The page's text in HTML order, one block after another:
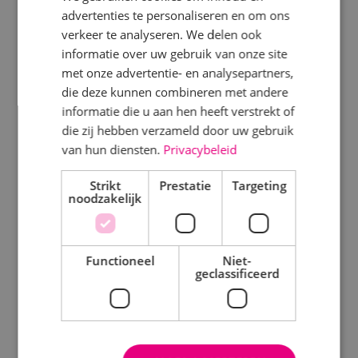
Specialisme
Beveiligingstechniek
Elektrotechniek
Energietechniek
Staf
Uren
Fulltime
Parttime
Disciplines
Elektrotechniek
Werktuigbouwkunde
Beveiligingstechniek
Uitgelicht
Klimaatinstallaties
advertenties te personaliseren en om ons
verkeer te analyseren. We delen ook
informatie over uw gebruik van onze site
met onze advertentie- en analysepartners,
die deze kunnen combineren met andere
informatie die u aan hen heeft verstrekt of
die zij hebben verzameld door uw gebruik
van hun diensten. Privacybeleid
Strikt
noodzakelijk
Prestatie Targeting
Functioneel
Niet-
geclassificeerd